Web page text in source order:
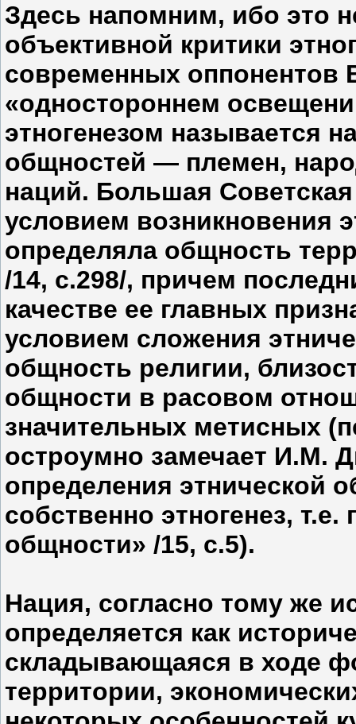
Здесь напомним, ибо это
объективной критики
современных оппонентов
«одностороннем
этногенезом называется
общностей — племен,
наций. Большая
условием возникновения
определяла общность
/14, с.298/, причем
качестве ее главных
условием сложения
общность религии,
общности в расовом
значительных метисных
остроумно замечает И.М.
определения этнической
собственно этногенез,
общности» /15, с.5).
Нация, согласно тому же
определяется как
складывающаяся в ходе
территории,